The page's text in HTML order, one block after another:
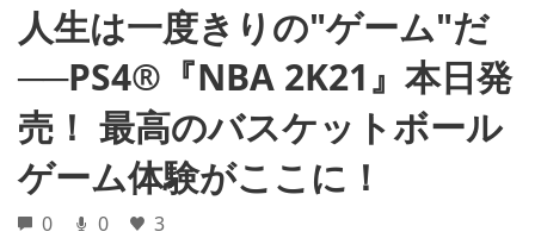
人生は一度きりの"ゲーム"だ
──PS4®『NBA 2K21』本日発
売！ 最高のバスケットボール
ゲーム体験がここに！
0 0 3